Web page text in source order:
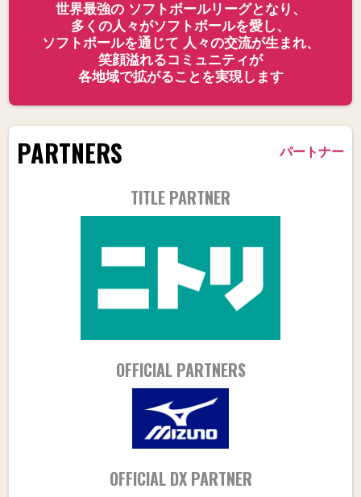
世界最強の ソフトボールリーグとなり、
多くの人々がソフトボールを愛し、
ソフトボールを通じて 人々の交流が生まれ、
笑顔溢れるコミュニティが
各地域で拡がることを実現します
PARTNERS パートナー
TITLE PARTNER
OFFICIAL PARTNERS
OFFICIAL DX PARTNER